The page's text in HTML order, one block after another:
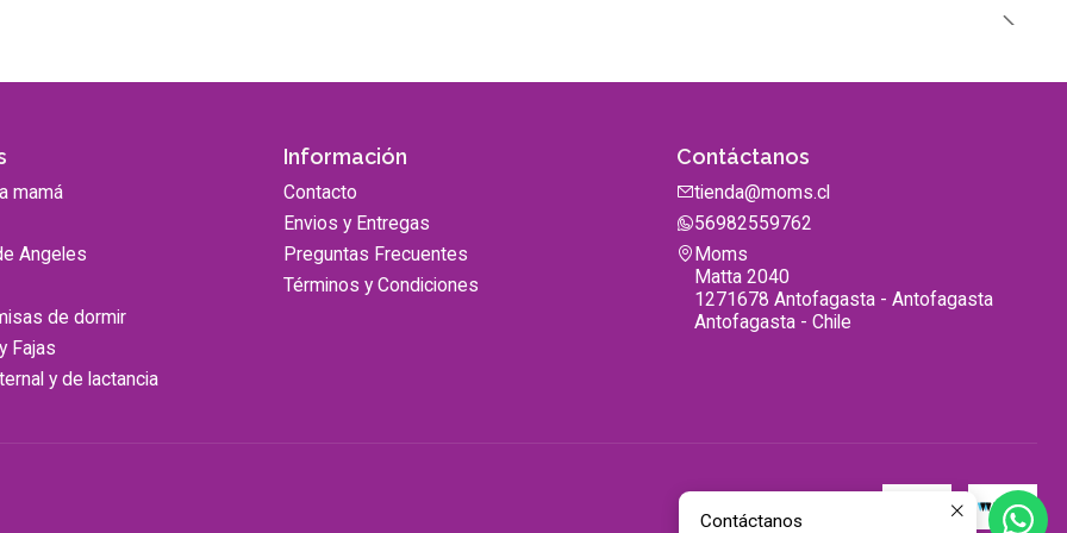
mamá
Angeles
de dormir
Fajas
y de lactancia
Información
Contacto
Envios y Entregas
Preguntas Frecuentes
Términos y Condiciones
Contáctanos
tienda@moms.cl
56982559762
Moms
Matta 2040
1271678 Antofagasta - Antofagasta
Antofagasta - Chile
Contáctanos